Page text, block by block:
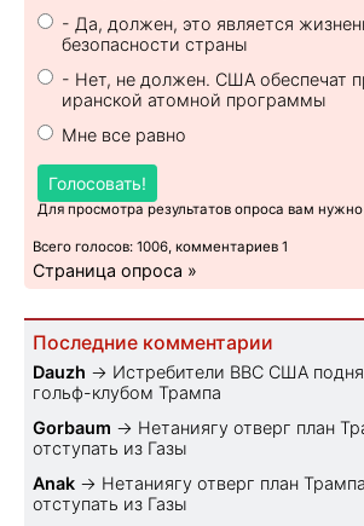
- Да, должен, это является
безопасности страны
- Нет, не должен. США обеспечат
иранской атомной программы
Мне все равно
Голосовать!
Для просмотра результатов опроса вам
Всего голосов: 1006, комментариев 1
Страница опроса »
Последние комментарии
Dauzh → Истребители ВВС США
гольф-клубом Трампа
Gorbaum → Нетаниягу отверг план
отступать из Газы
Anak → Нетаниягу отверг план
отступать из Газы